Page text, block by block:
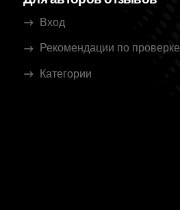
Вход
Рекомендации по проверке
Категории